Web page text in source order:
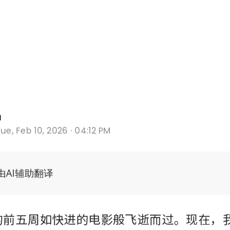
Feb 10, 2026 · 04:12 PM
AI辅助翻译
五周如快进的电影般飞逝而过。现在，